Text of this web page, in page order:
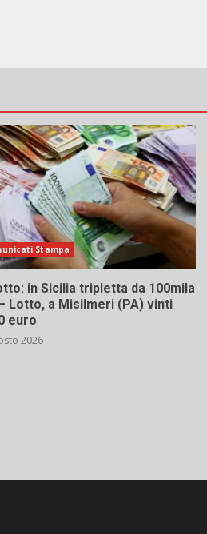
Stampa
in Sicilia tripletta da 100mila
Lotto, a Misilmeri (PA) vinti
euro
2026